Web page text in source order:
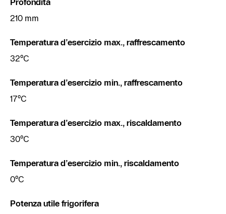
Profondità
210 mm
Temperatura d’esercizio max., raffrescamento
32°C
Temperatura d’esercizio min., raffrescamento
17°C
Temperatura d’esercizio max., riscaldamento
30°C
Temperatura d’esercizio min., riscaldamento
0°C
Potenza utile frigorifera